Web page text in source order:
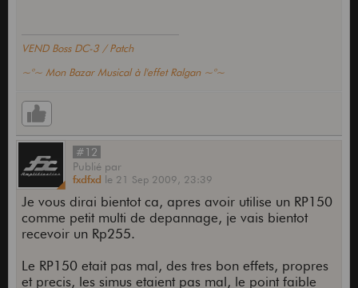
VEND Boss DC-3 / Patch
~°~ Mon Bazar Musical à l'effet Ralgan ~°~
#12
Publié par
fxdfxd le 21 Sep 2009, 23:39
Je vous dirai bientot ca, apres avoir utilise un RP150
comme petit multi de depannage, je vais bientot
recevoir un Rp255.
Le RP150 etait pas mal, des tres bon effets, propres
et precis, les simus etaient pas mal, le point faible